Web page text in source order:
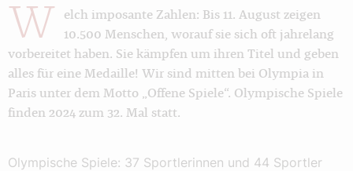
W
elch imposante Zahlen: Bis 11. August zeigen
10.500 Menschen, worauf sie sich oft jahrelang
vorbereitet haben. Sie kämpfen um ihren Titel und geben
alles für eine Medaille! Wir sind mitten bei Olympia in
Paris unter dem Motto „Offene Spiele“. Olympische Spiele
finden 2024 zum 32. Mal statt.
Olympische Spiele: 37 Sportlerinnen und 44 Sportler